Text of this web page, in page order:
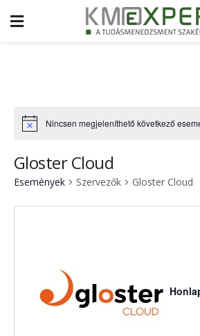
Nincsen megjeleníthető következő
Gloster Cloud
Események Szervezők Gloster Cloud